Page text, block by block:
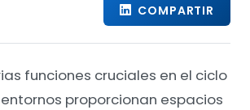
COMPARTIR
funciones cruciales en el ciclo
proporcionan espacios